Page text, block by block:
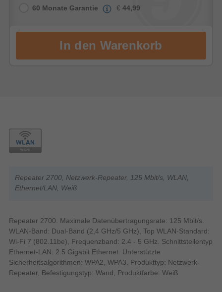
60 Monate Garantie € 44,99
Repeater 2700, Netzwerk-Repeater, 125 Mbit/s, WLAN,
Ethernet/LAN, Weiß
Repeater 2700. Maximale Datenübertragungsrate: 125 Mbit/s.
WLAN-Band: Dual-Band (2,4 GHz/5 GHz), Top WLAN-Standard:
Wi-Fi 7 (802.11be), Frequenzband: 2.4 - 5 GHz. Schnittstellentyp
Ethernet-LAN: 2.5 Gigabit Ethernet. Unterstützte
Sicherheitsalgorithmen: WPA2, WPA3. Produkttyp: Netzwerk-
Repeater, Befestigungstyp: Wand, Produktfarbe: Weiß